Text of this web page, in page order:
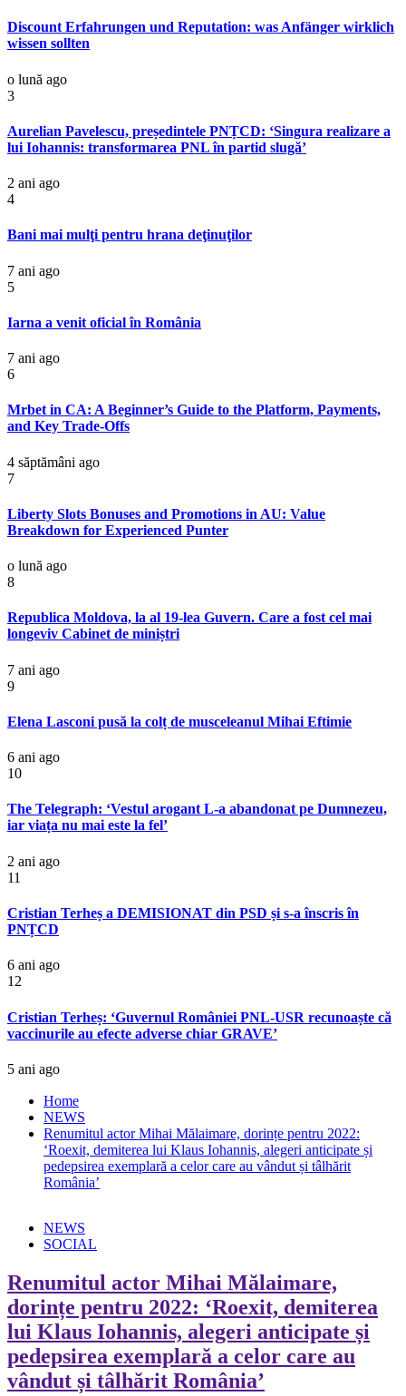
Discount Erfahrungen und Reputation: was Anfänger wirklich
wissen sollten
o lună ago
3
Aurelian Pavelescu, președintele PNȚCD: ‘Singura realizare a
lui Iohannis: transformarea PNL în partid slugă’
2 ani ago
4
Bani mai mulţi pentru hrana deţinuţilor
7 ani ago
5
Iarna a venit oficial în România
7 ani ago
6
Mrbet in CA: A Beginner’s Guide to the Platform, Payments,
and Key Trade-Offs
4 săptămâni ago
7
Liberty Slots Bonuses and Promotions in AU: Value
Breakdown for Experienced Punter
o lună ago
8
Republica Moldova, la al 19-lea Guvern. Care a fost cel mai
longeviv Cabinet de miniștri
7 ani ago
9
Elena Lasconi pusă la colț de musceleanul Mihai Eftimie
6 ani ago
10
The Telegraph: ‘Vestul arogant L-a abandonat pe Dumnezeu,
iar viața nu mai este la fel’
2 ani ago
11
Cristian Terheș a DEMISIONAT din PSD și s-a înscris în
PNȚCD
6 ani ago
12
Cristian Terheș: ‘Guvernul României PNL-USR recunoaște că
vaccinurile au efecte adverse chiar GRAVE’
5 ani ago
Home
NEWS
Renumitul actor Mihai Mălaimare, dorințe pentru 2022:
‘Roexit, demiterea lui Klaus Iohannis, alegeri anticipate și
pedepsirea exemplară a celor care au vândut și tâlhărit
România’
NEWS
SOCIAL
Renumitul actor Mihai Mălaimare,
dorințe pentru 2022: ‘Roexit, demiterea
lui Klaus Iohannis, alegeri anticipate și
pedepsirea exemplară a celor care au
vândut și tâlhărit România’